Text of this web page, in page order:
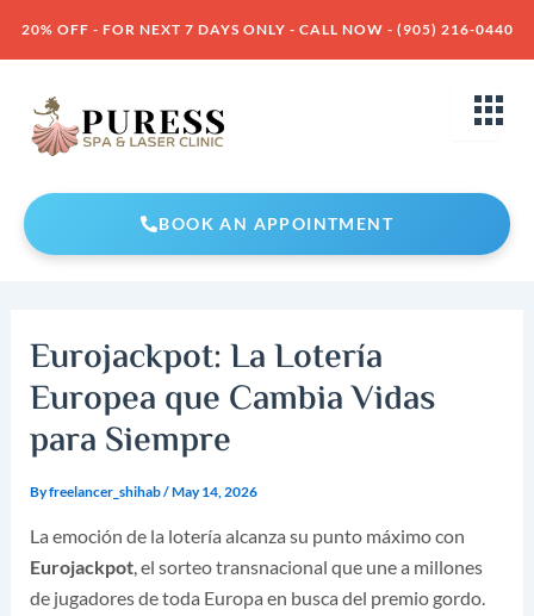
20% OFF - FOR NEXT 7 DAYS ONLY - CALL NOW - (905) 216-0440
BOOK AN APPOINTMENT
Eurojackpot: La Lotería
Europea que Cambia Vidas
para Siempre
Byfreelancer_shihab/May 14, 2026
La emoción de la lotería alcanza su punto máximo con
Eurojackpot, el sorteo transnacional que une a millones
de jugadores de toda Europa en busca del premio gordo.